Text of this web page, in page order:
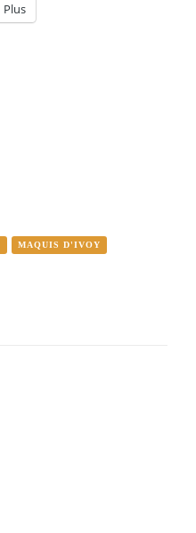
Plus
MAQUIS D'IVOY